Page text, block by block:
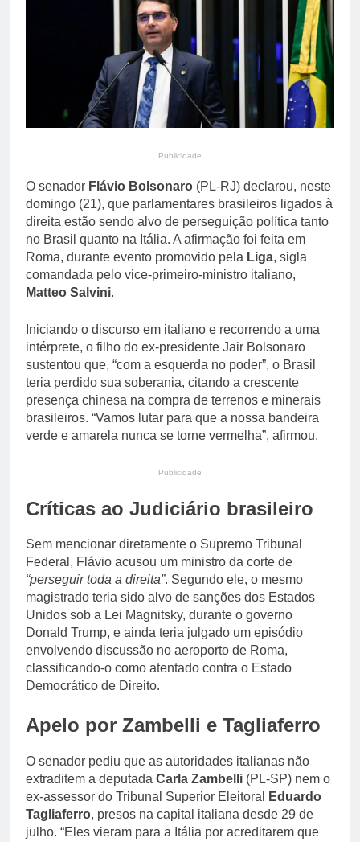
primária em relatório do
Departamento de Estado
5 Dias Ago
Streaming em julho: os
10 filmes mais
comentados do mês
5 Dias Ago
Publicidade
O senador Flávio Bolsonaro (PL-RJ) declarou, neste
domingo (21), que parlamentares brasileiros ligados à
direita estão sendo alvo de perseguição política tanto
no Brasil quanto na Itália. A afirmação foi feita em
Roma, durante evento promovido pela Liga, sigla
comandada pelo vice-primeiro-ministro italiano,
Matteo Salvini.
Iniciando o discurso em italiano e recorrendo a uma
intérprete, o filho do ex-presidente Jair Bolsonaro
sustentou que, “com a esquerda no poder”, o Brasil
teria perdido sua soberania, citando a crescente
presença chinesa na compra de terrenos e minerais
brasileiros. “Vamos lutar para que a nossa bandeira
verde e amarela nunca se torne vermelha”, afirmou.
Publicidade
Críticas ao Judiciário brasileiro
Sem mencionar diretamente o Supremo Tribunal
Federal, Flávio acusou um ministro da corte de
“perseguir toda a direita”. Segundo ele, o mesmo
magistrado teria sido alvo de sanções dos Estados
Unidos sob a Lei Magnitsky, durante o governo
Donald Trump, e ainda teria julgado um episódio
envolvendo discussão no aeroporto de Roma,
classificando-o como atentado contra o Estado
Democrático de Direito.
Apelo por Zambelli e Tagliaferro
O senador pediu que as autoridades italianas não
extraditem a deputada Carla Zambelli (PL-SP) nem o
ex-assessor do Tribunal Superior Eleitoral
Eduardo
Tagliaferro, presos na capital italiana desde 29 de
julho. “Eles vieram para a Itália por acreditarem que